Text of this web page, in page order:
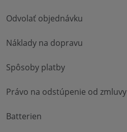
Odvolať objednávku
Náklady na dopravu
Spôsoby platby
Právo na odstúpenie od zmluvy
Batterien